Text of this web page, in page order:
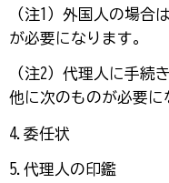
（注1）外国人の場合
が必要になります。
（注2）代理人に手続
他に次のものが必要に
4.委任状
5.代理人の印鑑